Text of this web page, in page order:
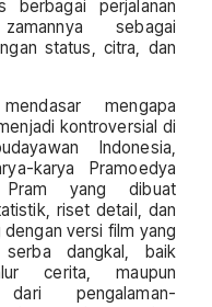
perjalanan
sebagai
status, citra, dan
mengapa
kontroversial di
Indonesia,
karya Pramoedya
Pram yang dibuat
riset detail, dan
versi film yang
serba dangkal, baik
cerita, maupun
dari pengalaman-